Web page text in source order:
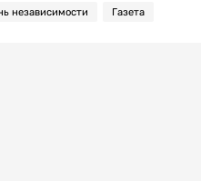
независимости Газета